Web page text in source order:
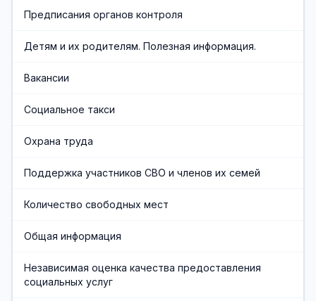
Документы
Административная служба
Обеспечивающая служба
Учредители организации
организационного обеспечения
граждан пожилого возраста и инвалидов
Общественные организации
Социальные партнеры
Предписания органов контроля
Детям и их родителям. Полезная информация.
Вакансии
Социальное такси
Охрана труда
Поддержка участников СВО и членов их семей
Количество свободных мест
Общая информация
Независимая оценка качества предоставления
социальных услуг